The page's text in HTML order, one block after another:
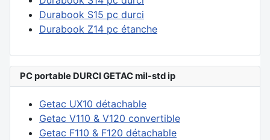
Durabook S15 pc durci
Durabook Z14 pc étanche
PC portable DURCI GETAC mil-std ip
Getac UX10 détachable
Getac V110 & V120 convertible
Getac F110 & F120 détachable